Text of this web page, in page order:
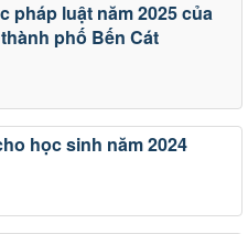
pháp luật năm 2025 của
phố Bến Cát
học sinh năm 2024